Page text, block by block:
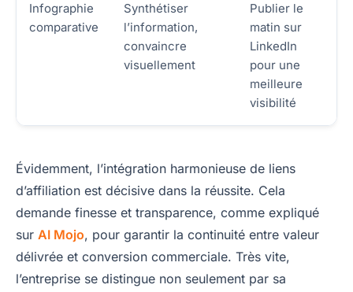
Infographie
comparative
Synthétiser
l’information,
convaincre
visuellement
Publier le
matin sur
LinkedIn
pour une
meilleure
visibilité
Évidemment, l’intégration harmonieuse de liens
d’affiliation est décisive dans la réussite. Cela
demande finesse et transparence, comme expliqué
sur AI Mojo, pour garantir la continuité entre valeur
délivrée et conversion commerciale. Très vite,
l’entreprise se distingue non seulement par sa